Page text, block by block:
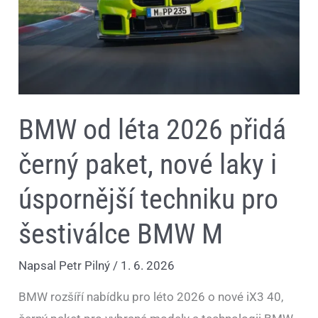
BMW od léta 2026 přidá
černý paket, nové laky i
úspornější techniku pro
šestiválce BMW M
Napsal Petr Pilný/ 1. 6. 2026
BMW rozšíří nabídku pro léto 2026 o nové iX3 40,
laky
i
úspornější
techniku
M